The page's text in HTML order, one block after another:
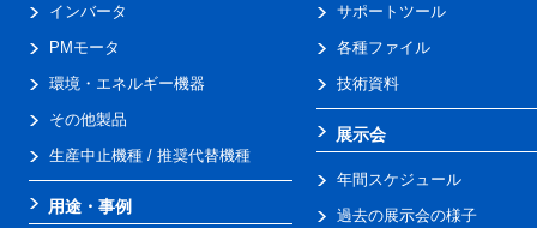
インバータ
PMモータ
環境・エネルギー機器
その他製品
生産中止機種 / 推奨代替機種
用途・事例
サポートツール
各種ファイル
技術資料
展示会
年間スケジュール
過去の展示会の様子